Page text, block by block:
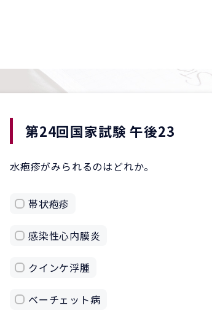
第24回国家試験 午後23
水疱疹がみられるのはどれか。
帯状疱疹
感染性心内膜炎
クインケ浮腫
ベーチェット病